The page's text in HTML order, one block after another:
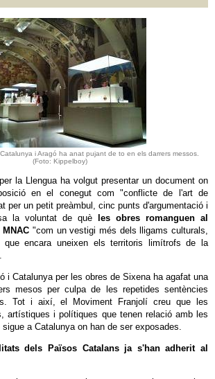
i Aragó ha anat pujant de to en els darrers messos.
(Foto: Kippelboy)
la Llengua ha volgut presentar un document on
en el conegut com "conflicte de l'art de
per un petit preàmbul, cinc punts d'argumentació i
la voluntat de què
les obres romanguen al
"com un vestigi més dels lligams culturals,
que encara uneixen els territoris limítrofs de la
i Catalunya per les obres de Sixena ha agafat una
mesos per culpa de les repetides sentències
Tot i així, el Moviment Franjolí creu que les
artístiques i polítiques que tenen relació amb les
a Catalunya on han de ser exposades.
dels Països Catalans ja s'han adherit al